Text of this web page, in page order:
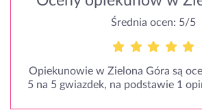
Średnia ocen: 5/5
Opiekunowie w Zielona Góra są
5 na 5 gwiazdek, na podstawie 1